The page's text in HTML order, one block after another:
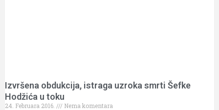
Izvršena obdukcija, istraga uzroka smrti Šefke
Hodžića u toku
24. Februara 2016.
Nema komentara